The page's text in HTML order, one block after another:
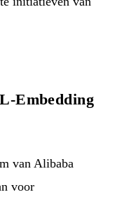
Embedding
van Alibaba
voor